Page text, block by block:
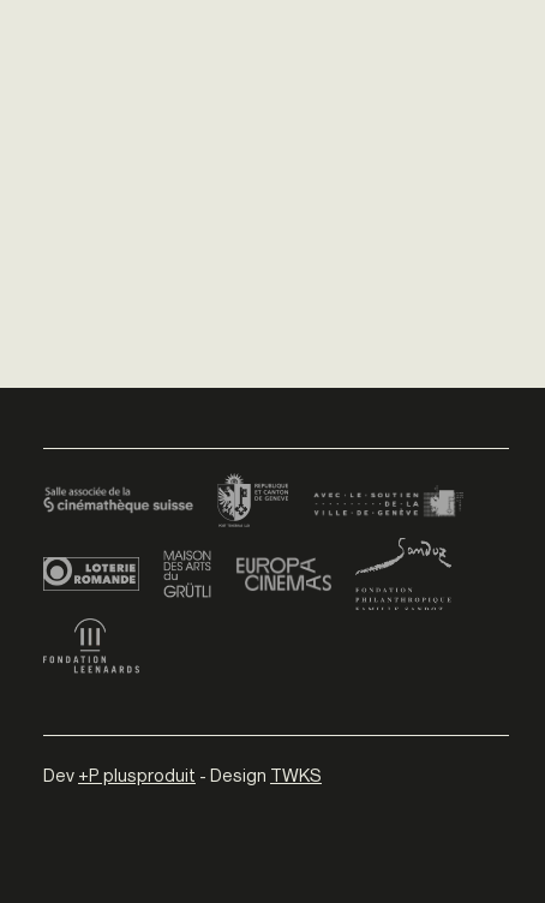
Dev +P plusproduit - Design TWKS